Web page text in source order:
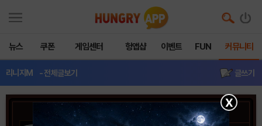
뉴스 쿠폰 게임센터 헝앱샵 이벤트 FUN 커뮤니티
리니지M - 전체글보기 글쓰기
오크족 고리 갑옷
X